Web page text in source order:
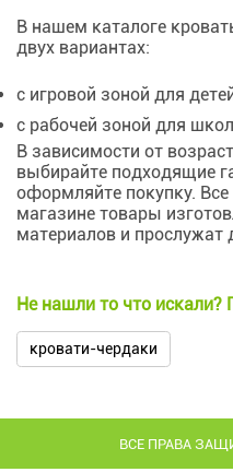
В нашем каталоге
двух вариантах:
с игровой зоной для
с рабочей зоной для
В зависимости от
выбирайте подходящие
оформляйте покупку.
магазине товары
материалов и прослужат
Не нашли то что искали?
кровати-чердаки
ВСЕ ПРАВА